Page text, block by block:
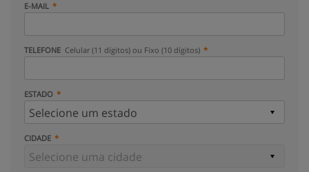
E-MAIL
TELEFONE Celular (11 dígitos) ou Fixo (10 dígitos)
ESTADO
CIDADE